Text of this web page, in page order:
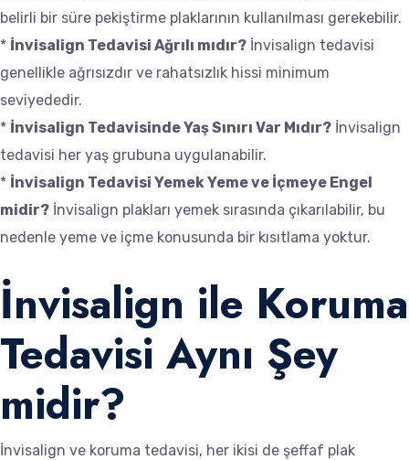
belirli bir süre pekiştirme plaklarının kullanılması gerekebilir.
* İnvisalign Tedavisi Ağrılı mıdır? İnvisalign tedavisi
genellikle ağrısızdır ve rahatsızlık hissi minimum
seviyededir.
* İnvisalign Tedavisinde Yaş Sınırı Var Mıdır? İnvisalign
tedavisi her yaş grubuna uygulanabilir.
* İnvisalign Tedavisi Yemek Yeme ve İçmeye Engel
midir? İnvisalign plakları yemek sırasında çıkarılabilir, bu
nedenle yeme ve içme konusunda bir kısıtlama yoktur.
İnvisalign ile Koruma
Tedavisi Aynı Şey
midir?
İnvisalign ve koruma tedavisi, her ikisi de şeffaf plak